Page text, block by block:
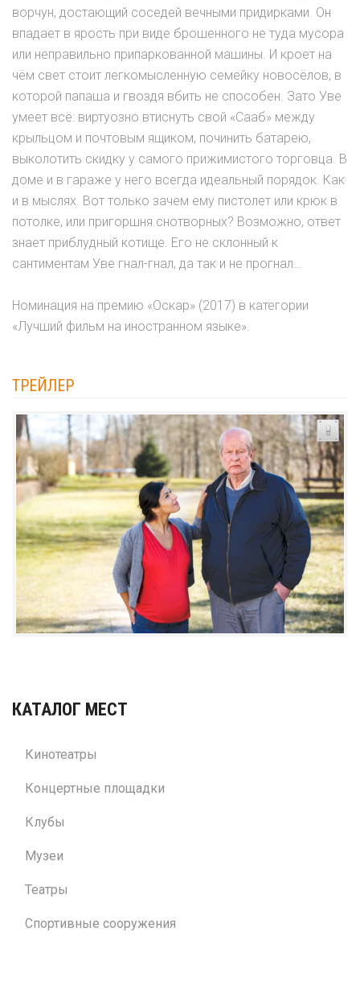
ворчун, достающий соседей вечными придирками. Он
впадает в ярость при виде брошенного не туда мусора
или неправильно припаркованной машины. И кроет на
чём свет стоит легкомысленную семейку новосёлов, в
которой папаша и гвоздя вбить не способен. Зато Уве
умеет всё: виртуозно втиснуть свой «Сааб» между
крыльцом и почтовым ящиком, починить батарею,
выколотить скидку у самого прижимистого торговца. В
доме и в гараже у него всегда идеальный порядок. Как
и в мыслях. Вот только зачем ему пистолет или крюк в
потолке, или пригоршня снотворных? Возможно, ответ
знает приблудный котище. Его не склонный к
сантиментам Уве гнал-гнал, да так и не прогнал…
Номинация на премию «Оскар» (2017) в категории
«Лучший фильм на иностранном языке».
ТРЕЙЛЕР
КАТАЛОГ МЕСТ
Кинотеатры
Концертные площадки
Клубы
Музеи
Театры
Спортивные сооружения